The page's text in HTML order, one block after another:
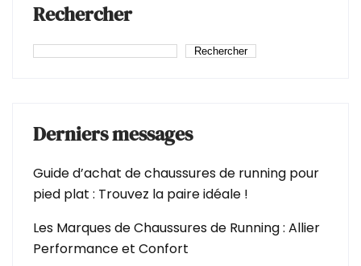
Rechercher
Rechercher
Derniers messages
Guide d’achat de chaussures de running pour
pied plat : Trouvez la paire idéale !
Les Marques de Chaussures de Running : Allier
Performance et Confort